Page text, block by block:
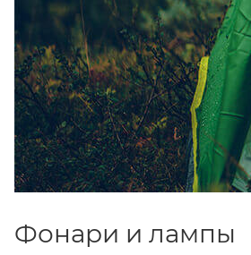
Фонари и лампы